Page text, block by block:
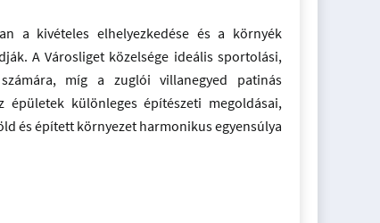
a kivételes elhelyezkedése és a környék
A Városliget közelsége ideális sportolási,
míg a zuglói villanegyed patinás
különleges építészeti megoldásai,
és épített környezet harmonikus egyensúlya